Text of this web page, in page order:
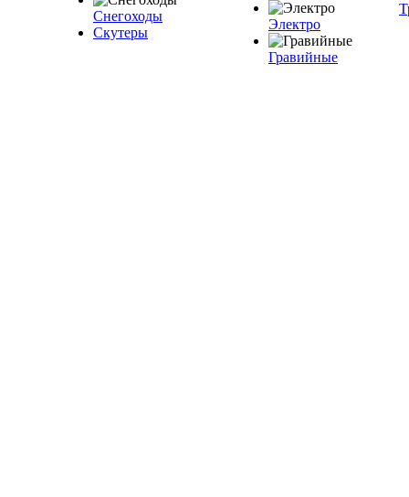
Снегоходы
Скутеры
Электро
Гравийные